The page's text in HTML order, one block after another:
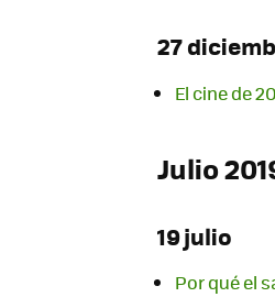
27
El cine de
Julio
19 julio
Por qué el